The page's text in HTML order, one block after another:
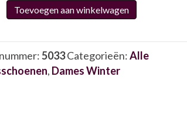
Toevoegen aan winkelwagen
5033 Categorieën:Alle
, Dames Winter